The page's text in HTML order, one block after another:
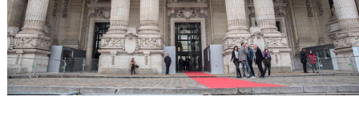
ورود / ثبت‌نام
خرید کتاب